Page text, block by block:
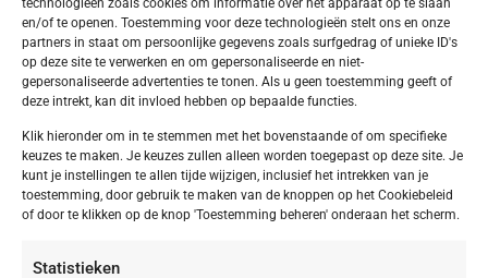
en/of te openen. Toestemming voor deze technologieën stelt ons en onze
partners in staat om persoonlijke gegevens zoals surfgedrag of unieke ID's
op deze site te verwerken en om gepersonaliseerde en niet-
gepersonaliseerde advertenties te tonen. Als u geen toestemming geeft of
deze intrekt, kan dit invloed hebben op bepaalde functies.
Klik hieronder om in te stemmen met het bovenstaande of om specifieke
keuzes te maken. Je keuzes zullen alleen worden toegepast op deze site. Je
kunt je instellingen te allen tijde wijzigen, inclusief het intrekken van je
toestemming, door gebruik te maken van de knoppen op het Cookiebeleid
of door te klikken op de knop 'Toestemming beheren' onderaan het scherm.
Statistieken
NL, Friesland
Friesland Appelscha Camping Alkenhaer
€ 395,00